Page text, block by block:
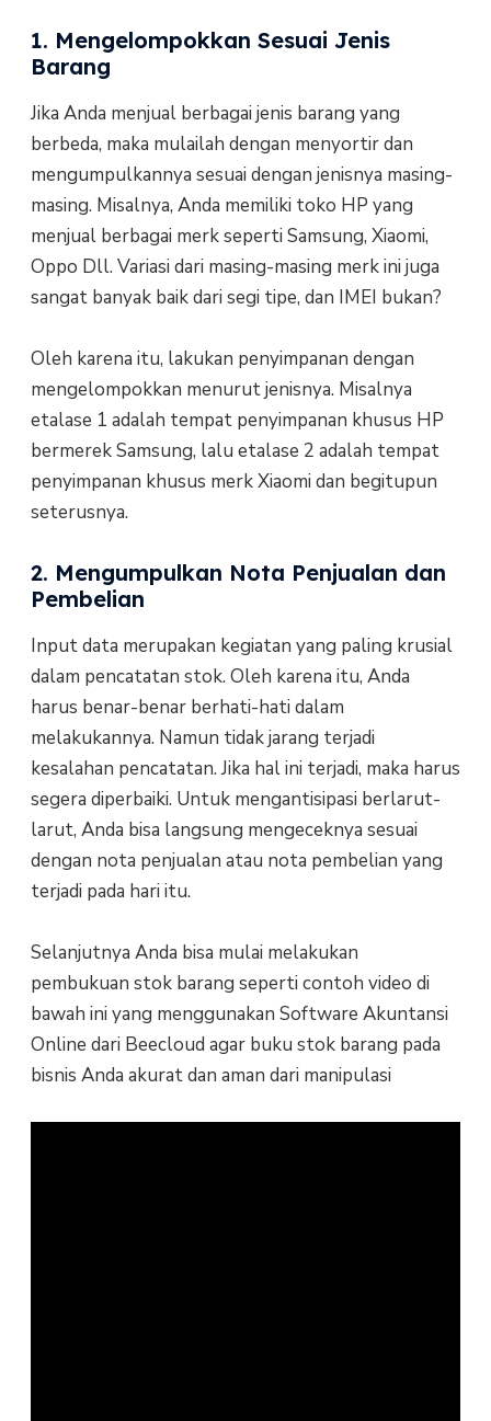
1. Mengelompokkan Sesuai Jenis
Barang
Jika Anda menjual berbagai jenis barang yang
berbeda, maka mulailah dengan menyortir dan
mengumpulkannya sesuai dengan jenisnya masing-
masing. Misalnya, Anda memiliki toko HP yang
menjual berbagai merk seperti Samsung, Xiaomi,
Oppo Dll. Variasi dari masing-masing merk ini juga
sangat banyak baik dari segi tipe, dan IMEI bukan?
Oleh karena itu, lakukan penyimpanan dengan
mengelompokkan menurut jenisnya. Misalnya
etalase 1 adalah tempat penyimpanan khusus HP
bermerek Samsung, lalu etalase 2 adalah tempat
penyimpanan khusus merk Xiaomi dan begitupun
seterusnya.
2. Mengumpulkan Nota Penjualan dan
Pembelian
Input data merupakan kegiatan yang paling krusial
dalam pencatatan stok. Oleh karena itu, Anda
harus benar-benar berhati-hati dalam
melakukannya. Namun tidak jarang terjadi
kesalahan pencatatan. Jika hal ini terjadi, maka harus
segera diperbaiki. Untuk mengantisipasi berlarut-
larut, Anda bisa langsung mengeceknya sesuai
dengan nota penjualan atau nota pembelian yang
terjadi pada hari itu.
Selanjutnya Anda bisa mulai melakukan
pembukuan stok barang seperti contoh video di
bawah ini yang menggunakan Software Akuntansi
Online dari Beecloud agar buku stok barang pada
bisnis Anda akurat dan aman dari manipulasi